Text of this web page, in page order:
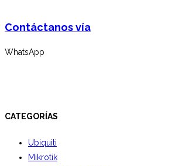
Contáctanos vía
WhatsApp
CATEGORÍAS
Ubiquiti
Mikrotik